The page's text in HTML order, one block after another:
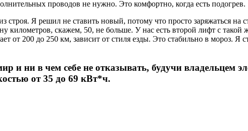
проводов не нужно. Это комфортно, когда есть подогрев.
Я решил не ставить новый, потому что просто заряжаться на
километров, скажем, 50, не больше. У нас есть второй лифт с такой
от 200 до 250 км, зависит от стиля езды. Это стабильно в мороз.
и ни в чем себе не отказывать, будучи владельцем
от 35 до 69 кВт*ч.